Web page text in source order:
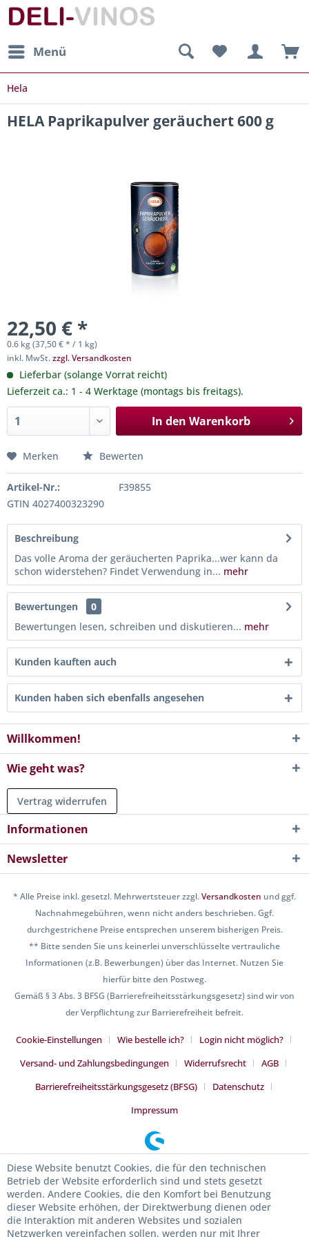
Menü
Hela
HELA Paprikapulver geräuchert 600 g
22,50 € *
0.6 kg (37,50 € * / 1 kg)
inkl. MwSt.zzgl. Versandkosten
Lieferbar (solange Vorrat reicht)
Lieferzeit ca.: 1 - 4 Werktage (montags bis freitags).
In den Warenkorb
Merken Bewerten
Artikel-Nr.:
F39855
GTIN 4027400323290
Beschreibung
Das volle Aroma der geräucherten Paprika...wer kann da
schon widerstehen? Findet Verwendung in... mehr
Bewertungen
0
Bewertungen lesen, schreiben und diskutieren... mehr
Kunden kauften auch
Kunden haben sich ebenfalls angesehen
Willkommen!
Wie geht was?
Vertrag widerrufen
Informationen
Newsletter
* Alle Preise inkl. gesetzl. Mehrwertsteuer zzgl.Versandkosten und ggf.
Nachnahmegebühren, wenn nicht anders beschrieben. Ggf.
durchgestrichene Preise entsprechen unserem bisherigen Preis.
** Bitte senden Sie uns keinerlei unverschlüsselte vertrauliche
Informationen (z.B. Bewerbungen) über das Internet. Nutzen Sie
hierfür bitte den Postweg.
Gemäß § 3 Abs. 3 BFSG (Barrierefreiheitsstärkungsgesetz) sind wir von
der Verpflichtung zur Barrierefreiheit befreit.
Cookie-Einstellungen Wie bestelle ich?
Login nicht möglich?
Versand- und Zahlungsbedingungen
Widerrufsrecht
AGB
Barrierefreiheitsstärkungsgesetz (BFSG)
Datenschutz
Impressum
Diese Website benutzt Cookies, die für den technischen
Betrieb der Website erforderlich sind und stets gesetzt
werden. Andere Cookies, die den Komfort bei Benutzung
dieser Website erhöhen, der Direktwerbung dienen oder
die Interaktion mit anderen Websites und sozialen
Netzwerken vereinfachen sollen, werden nur mit Ihrer